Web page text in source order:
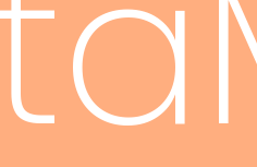
Français
Français
Malaysia
Mexico
Nederlands
Norway